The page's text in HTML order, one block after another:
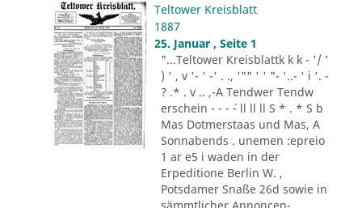
Teltower Kreisblatt
1887
25. Januar , Seite 1
"...Teltower Kreisblattk k k - '/ '
) ' , v '- ' -' . ., '"" ' ' "- '..- ' i '. -
? .* . v .. ,-A Tendwer Tendw
erschein - - - ´- ll ll ll S * . * S b
Mas Dotmerstaas und Mas, A
Sonnabends . unemen :epreio
1 ar e5 i waden in der
Erpeditione Berlin W. ,
Potsdamer Snaße 26d sowie in
sämmtlicher Annoncen-